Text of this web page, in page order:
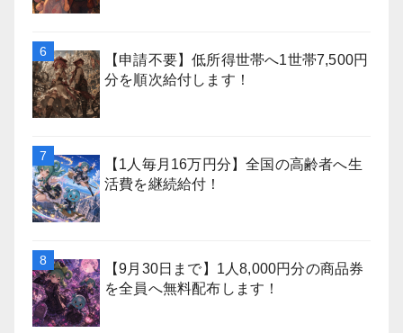
【申請不要】低所得世帯へ1世帯7,500円
分を順次給付します！
【1人毎月16万円分】全国の高齢者へ生
活費を継続給付！
【9月30日まで】1人8,000円分の商品券
を全員へ無料配布します！